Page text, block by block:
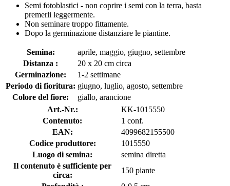
Semi fotoblastici - non coprire i semi con la terra, basta
premerli leggermente.
Non seminare troppo fittamente.
Dopo la germinazione distanziare le piantine.
Semina:
aprile, maggio, giugno, settembre
Distanza :
20 x 20 cm circa
Germinazione:
1-2 settimane
Periodo di fioritura: giugno, luglio, agosto, settembre
Colore del fiore:
giallo, arancione
Art.-Nr.:
KK-1015550
Contenuto:
1 conf.
EAN:
4099682155500
Codice produttore:
1015550
Luogo di semina:
semina diretta
Il contenuto è sufficiente per
circa:
150 piante